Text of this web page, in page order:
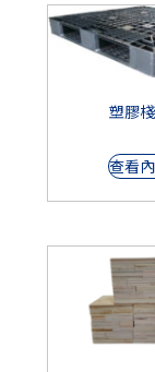
塑膠
查看